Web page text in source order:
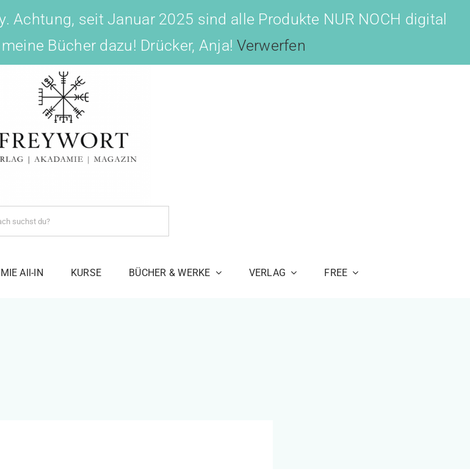
Achtung, seit Januar 2025 sind alle Produkte NUR NOCH digital
Bücher dazu! Drücker, Anja!Verwerfen
All-IN KURSE BÜCHER & WERKE VERLAG FREE